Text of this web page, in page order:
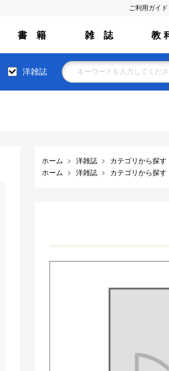
ご利用ガイド
書 籍 雑 誌 教
洋雑誌
ホーム 洋雑誌 カテゴリから探す
ホーム
洋雑誌 カテゴリから探す